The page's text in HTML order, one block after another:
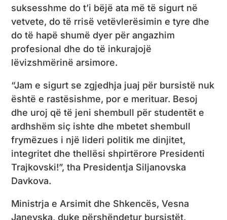
suksesshme do t’i bëjë ata më të sigurt në
vetvete, do të rrisë vetëvlerësimin e tyre dhe
do të hapë shumë dyer për angazhim
profesional dhe do të inkurajojë
lëvizshmërinë arsimore.
“Jam e sigurt se zgjedhja juaj për bursistë nuk
është e rastësishme, por e merituar. Besoj
dhe uroj që të jeni shembull për studentët e
ardhshëm siç ishte dhe mbetet shembull
frymëzues i një lideri politik me dinjitet,
integritet dhe thellësi shpirtërore Presidenti
Trajkovski!”, tha Presidentja Siljanovska
Davkova.
Ministrja e Arsimit dhe Shkencës, Vesna
Janevska, duke përshëndetur bursistët,